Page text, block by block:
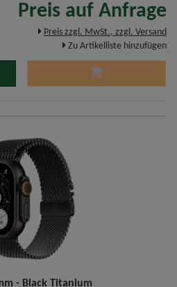
Preis auf Anfrage
Preis zzgl. MwSt., zzgl. Versand
Zu Artikelliste hinzufügen
- Black Titanium